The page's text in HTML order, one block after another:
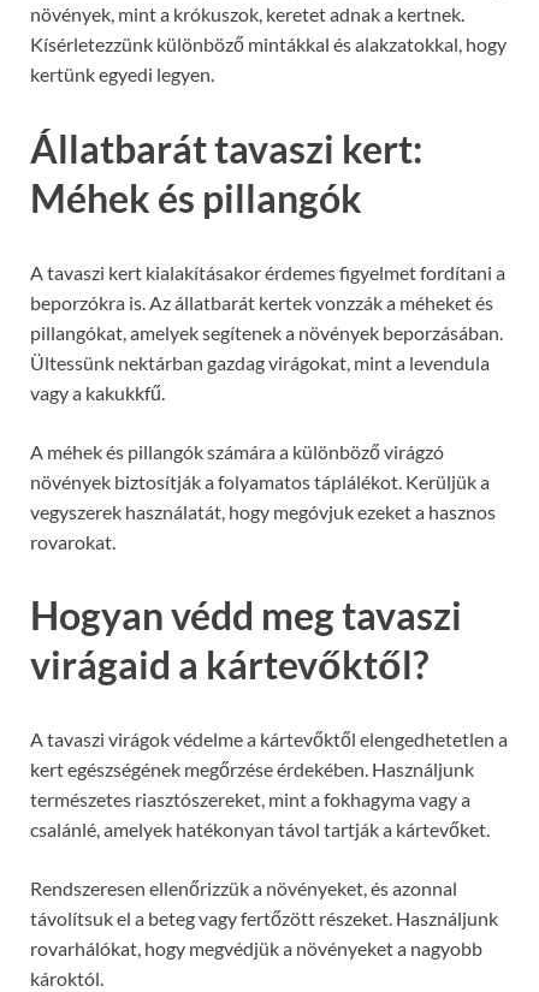
növények, mint a krókuszok, keretet adnak a kertnek.
Kísérletezzünk különböző mintákkal és alakzatokkal, hogy
kertünk egyedi legyen.
Állatbarát tavaszi kert:
Méhek és pillangók
A tavaszi kert kialakításakor érdemes figyelmet fordítani a
beporzókra is. Az állatbarát kertek vonzzák a méheket és
pillangókat, amelyek segítenek a növények beporzásában.
Ültessünk nektárban gazdag virágokat, mint a levendula
vagy a kakukkfű.
A méhek és pillangók számára a különböző virágzó
növények biztosítják a folyamatos táplálékot. Kerüljük a
vegyszerek használatát, hogy megóvjuk ezeket a hasznos
rovarokat.
Hogyan védd meg tavaszi
virágaid a kártevőktől?
A tavaszi virágok védelme a kártevőktől elengedhetetlen a
kert egészségének megőrzése érdekében. Használjunk
természetes riasztószereket, mint a fokhagyma vagy a
csalánlé, amelyek hatékonyan távol tartják a kártevőket.
Rendszeresen ellenőrizzük a növényeket, és azonnal
távolítsuk el a beteg vagy fertőzött részeket. Használjunk
rovarhálókat, hogy megvédjük a növényeket a nagyobb
károktól.